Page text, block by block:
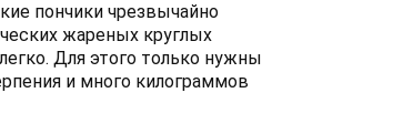
пончики чрезвычайно
жареных круглых
Для этого только нужны
и много килограммов